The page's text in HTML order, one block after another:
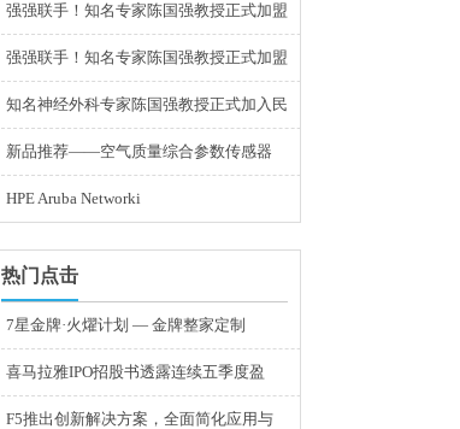
强强联手！知名专家陈国强教授正式加盟
强强联手！知名专家陈国强教授正式加盟
知名神经外科专家陈国强教授正式加入民
新品推荐——空气质量综合参数传感器
HPE Aruba Networki
热门点击
7星金牌·火燿计划 — 金牌整家定制
喜马拉雅IPO招股书透露连续五季度盈
F5推出创新解决方案，全面简化应用与